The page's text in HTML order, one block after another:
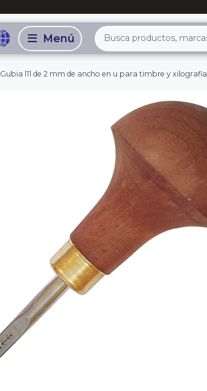
Gubia l11 de 2 mm de ancho en u para timbre y xilografia